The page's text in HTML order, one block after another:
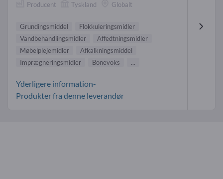
Producent Tyskland Globalt
Grundingsmiddel
Flokkuleringsmidler
Vandbehandlingsmidler
Affedtningsmidler
Møbelplejemidler
Afkalkningsmiddel
Imprægneringsmidler
Bonevoks ...
Yderligere information-
Produkter fra denne leverandør